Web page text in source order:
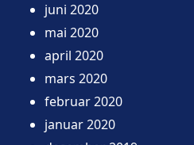
juni 2020
mai 2020
april 2020
mars 2020
februar 2020
januar 2020